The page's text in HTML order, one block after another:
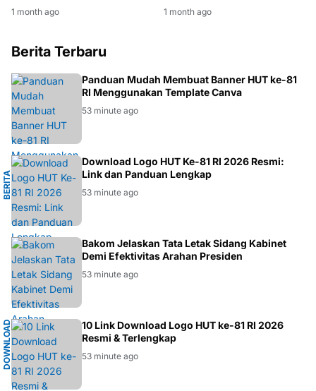
1 month ago 1 month ago
Berita Terbaru
CANVA
Panduan Mudah Membuat Banner HUT ke-81
RI Menggunakan Template Canva
53 minute ago
B
E
R
I
T
A
N
A
S
I
O
N
AL
Download Logo HUT Ke-81 RI 2026 Resmi:
Link dan Panduan Lengkap
53 minute ago
BAKOM
Bakom Jelaskan Tata Letak Sidang Kabinet
Demi Efektivitas Arahan Presiden
53 minute ago
D
O
W
N
L
O
A
D
L
O
GO
10 Link Download Logo HUT ke-81 RI 2026
Resmi & Terlengkap
53 minute ago